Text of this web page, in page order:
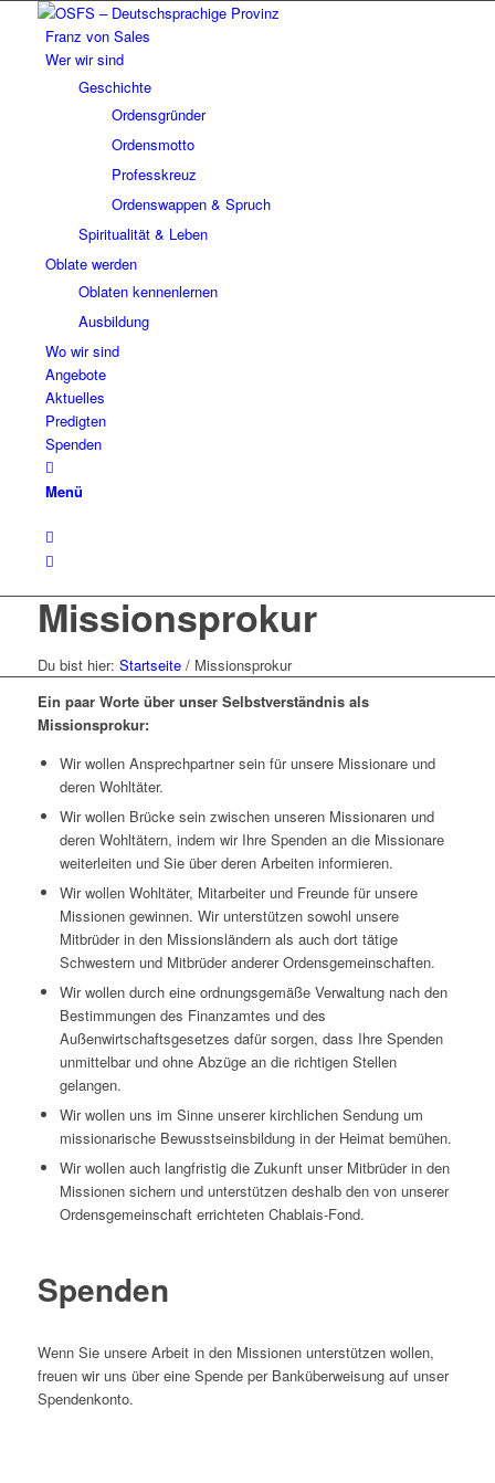
Franz von Sales
Wer wir sind
Geschichte
Ordensgründer
Ordensmotto
Professkreuz
Ordenswappen & Spruch
Spiritualität & Leben
Oblate werden
Oblaten kennenlernen
Ausbildung
Wo wir sind
Angebote
Aktuelles
Predigten
Spenden
Menü
Missionsprokur
Du bist hier: Startseite / Missionsprokur
Ein paar Worte über unser Selbstverständnis als
Missionsprokur:
Wir wollen Ansprechpartner sein für unsere Missionare und
deren Wohltäter.
Wir wollen Brücke sein zwischen unseren Missionaren und
deren Wohltätern, indem wir Ihre Spenden an die Missionare
weiterleiten und Sie über deren Arbeiten informieren.
Wir wollen Wohltäter, Mitarbeiter und Freunde für unsere
Missionen gewinnen. Wir unterstützen sowohl unsere
Mitbrüder in den Missionsländern als auch dort tätige
Schwestern und Mitbrüder anderer Ordensgemeinschaften.
Wir wollen durch eine ordnungsgemäße Verwaltung nach den
Bestimmungen des Finanzamtes und des
Außenwirtschaftsgesetzes dafür sorgen, dass Ihre Spenden
unmittelbar und ohne Abzüge an die richtigen Stellen
gelangen.
Wir wollen uns im Sinne unserer kirchlichen Sendung um
missionarische Bewusstseinsbildung in der Heimat bemühen.
Wir wollen auch langfristig die Zukunft unser Mitbrüder in den
Missionen sichern und unterstützen deshalb den von unserer
Ordensgemeinschaft errichteten Chablais-Fond.
Spenden
Wenn Sie unsere Arbeit in den Missionen unterstützen wollen,
freuen wir uns über eine Spende per Banküberweisung auf unser
Spendenkonto.